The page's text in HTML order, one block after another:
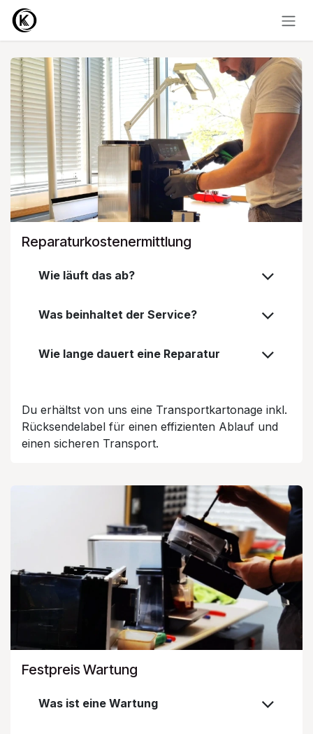
Zum Inhalt springen
Reparaturkostenermittlung
Wie läuft das ab?
Was beinhaltet der Service?
Wie lange dauert eine Reparatur
Du erhältst von uns eine Transportkartonage inkl.
Rücksendelabel für einen effizienten Ablauf und
einen sicheren Transport.
Festpreis Wartung
Was ist eine Wartung